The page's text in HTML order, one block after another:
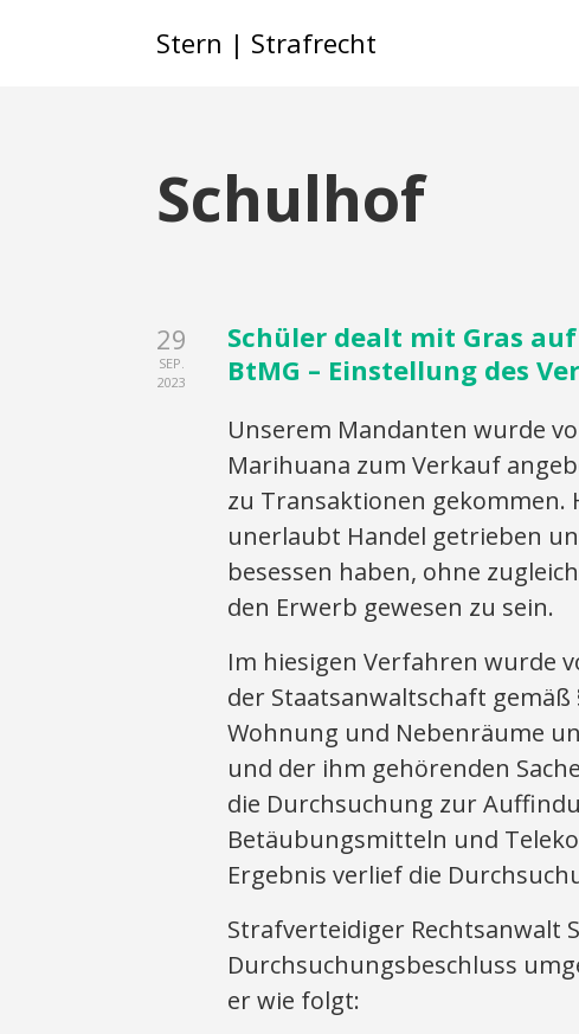
Stern | Strafrecht
Schulhof
29
SEP.
2023
Schüler dealt mit Gras
BtMG – Einstellung des
Unserem Mandanten wurde
Marihuana zum Verkauf
zu Transaktionen
unerlaubt Handel getrieben
besessen haben, ohne
den Erwerb gewesen zu sein.
Im hiesigen Verfahren wurde
der Staatsanwaltschaft gemäß
Wohnung und Nebenräume
und der ihm gehörenden
die Durchsuchung zur
Betäubungsmitteln und
Ergebnis verlief die
Strafverteidiger Rechtsanwalt
Durchsuchungsbeschluss
er wie folgt: